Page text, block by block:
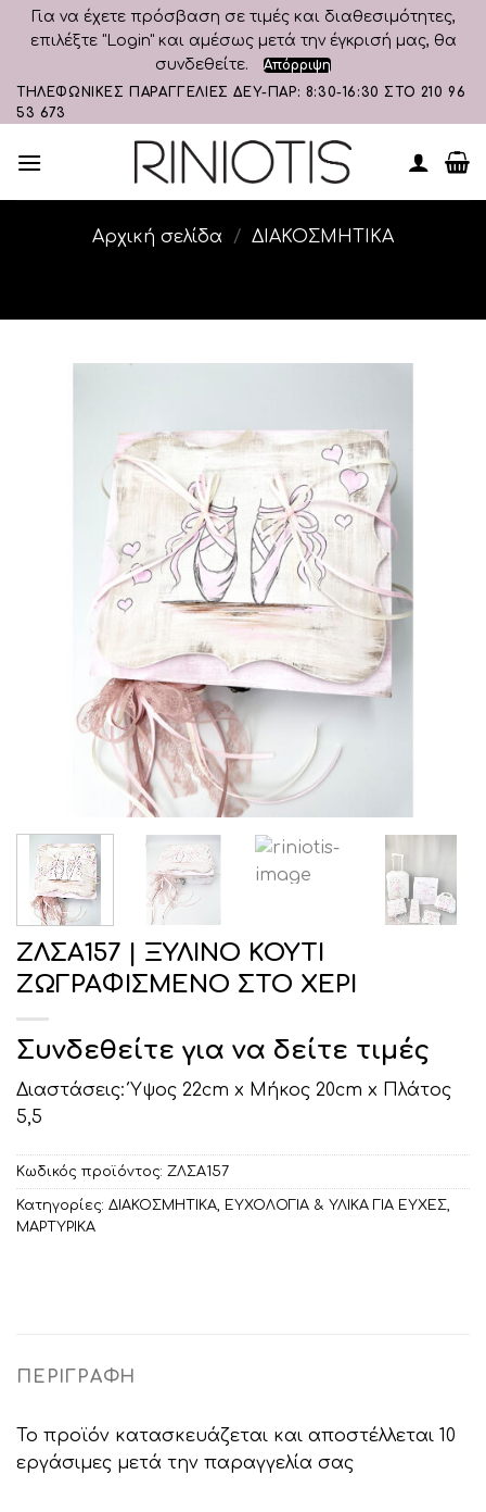
Για να έχετε πρόσβαση σε τιμές και διαθεσιμότητες,
επιλέξτε "Login" και αμέσως μετά την έγκρισή μας, θα
συνδεθείτε.
Απόρριψη
Skip
to
ΤΗΛΕΦΩΝΙΚΕΣ ΠΑΡΑΓΓΕΛΙΕΣ ΔΕΥ-ΠΑΡ: 8:30-16:30 ΣΤΟ 210 96
53 673
Αρχική σελίδα / ΔΙΑΚΟΣΜΗΤΙΚA
ΖΛΣΑ157 | ΞΥΛΙΝΟ ΚΟΥΤΙ
ΖΩΓΡΑΦΙΣΜΕΝΟ ΣΤΟ ΧΕΡΙ
Συνδεθείτε για να δείτε τιμές
Διαστάσεις: Ύψος 22cm x Μήκος 20cm x Πλάτος
5,5
Κωδικός προϊόντος: ΖΛΣΑ157
Κατηγορίες: ΔΙΑΚΟΣΜΗΤΙΚA ΕΥΧΟΛΟΓΙΑ & ΥΛΙΚΑ ΓΙΑ ΕΥΧΕΣ
ΜΑΡΤΥΡΙΚΑ
ΠΕΡΙΓΡΑΦΉ
Το προϊόν κατασκευάζεται και αποστέλλεται 10
εργάσιμες μετά την παραγγελία σας